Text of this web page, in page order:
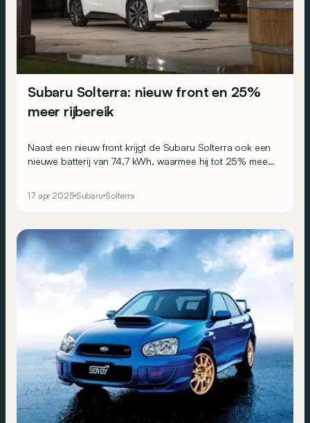
Subaru Solterra: nieuw front en 25%
meer rijbereik
Naast een nieuw front krijgt de Subaru Solterra ook een
nieuwe batterij van 74,7 kWh, waarmee hij tot 25% meer
17 apr 2025 Subaru Solterra